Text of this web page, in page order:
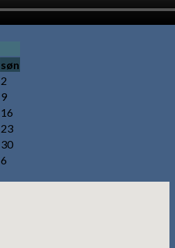
søn
2
9
16
23
30
6